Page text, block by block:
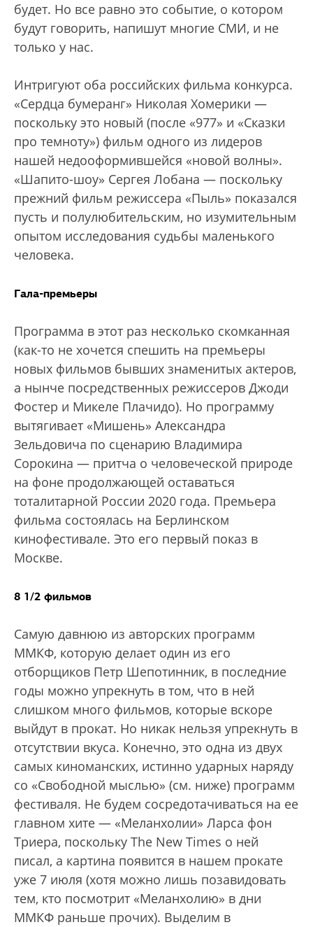
будет. Но все равно это событие, о котором
будут говорить, напишут многие СМИ, и не
только у нас.
Интригуют оба российских фильма конкурса.
«Сердца бумеранг» Николая Хомерики —
поскольку это новый (после «977» и «Сказки
про темноту») фильм одного из лидеров
нашей недооформившейся «новой волны».
«Шапито-шоу» Сергея Лобана — поскольку
прежний фильм режиссера «Пыль» показался
пусть и полулюбительским, но изумительным
опытом исследования судьбы маленького
человека.
Гала-премьеры
Программа в этот раз несколько скомканная
(как-то не хочется спешить на премьеры
новых фильмов бывших знаменитых актеров,
а нынче посредственных режиссеров Джоди
Фостер и Микеле Плачидо). Но программу
вытягивает «Мишень» Александра
Зельдовича по сценарию Владимира
Сорокина — притча о человеческой природе
на фоне продолжающей оставаться
тоталитарной России 2020 года. Премьера
фильма состоялась на Берлинском
кинофестивале. Это его первый показ в
Москве.
8 1/2 фильмов
Самую давнюю из авторских программ
ММКФ, которую делает один из его
отборщиков Петр Шепотинник, в последние
годы можно упрекнуть в том, что в ней
слишком много фильмов, которые вскоре
выйдут в прокат. Но никак нельзя упрекнуть в
отсутствии вкуса. Конечно, это одна из двух
самых киноманских, истинно ударных наряду
со «Свободной мыслью» (см. ниже) программ
фестиваля. Не будем сосредотачиваться на ее
главном хите — «Меланхолии» Ларса фон
Триера, поскольку The New Times о ней
писал, а картина появится в нашем прокате
уже 7 июля (хотя можно лишь позавидовать
тем, кто посмотрит «Меланхолию» в дни
ММКФ раньше прочих). Выделим в